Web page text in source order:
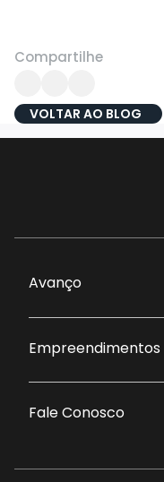
Compartilhe
VOLTAR AO BLOG
Avanço
Empreendimentos
Fale Conosco